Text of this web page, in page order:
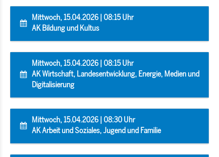
Mittwoch, 15.04.2026 | 08:15 Uhr
AK Bildung und Kultus
Mittwoch, 15.04.2026 | 08:15 Uhr
AK Wirtschaft, Landesentwicklung, Energie, Medien und
Digitalisierung
Mittwoch, 15.04.2026 | 08:30 Uhr
AK Arbeit und Soziales, Jugend und Familie